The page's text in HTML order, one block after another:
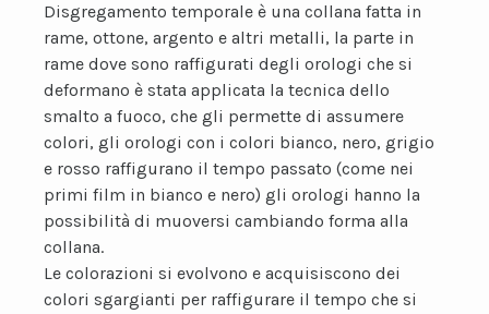
Disgregamento temporale è una collana fatta in
rame, ottone, argento e altri metalli, la parte in
rame dove sono raffigurati degli orologi che si
deformano è stata applicata la tecnica dello
smalto a fuoco, che gli permette di assumere
colori, gli orologi con i colori bianco, nero, grigio
e rosso raffigurano il tempo passato (come nei
primi film in bianco e nero) gli orologi hanno la
possibilità di muoversi cambiando forma alla
collana.
Le colorazioni si evolvono e acquisiscono dei
colori sgargianti per raffigurare il tempo che si